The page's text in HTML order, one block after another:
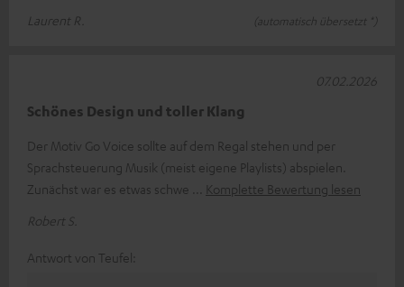
Laurent R.
(automatisch übersetzt *)
Schönes Design und toller Klang
Der Motiv Go Voice sollte auf dem Regal stehen und per
Sprachsteuerung Musik (meist eigene Playlists) abspielen.
Zunächst war es etwas schwe
Komplette Bewertung lesen
Robert S.
07.02.2026
Antwort von Teufel: